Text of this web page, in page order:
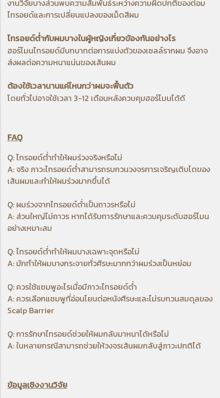
งานวิจัยบางส่วนพบความสัมพันธ์ระหว่างความผิดปกติของต่อม
ไทรอยด์และการเปลี่ยนแปลงของเม็ดสีผม
ไทรอยด์ต่ำกับผมบางในผู้หญิงเกี่ยวข้องกันอย่างไร
ฮอร์โมนไทรอยด์มีบทบาทต่อการแบ่งตัวของเซลล์รากผม จึงอาจ
ส่งผลต่อความหนาแน่นของเส้นผม
ต้องใช้เวลานานแค่ไหนกว่าผมจะฟื้นตัว
โดยทั่วไปอาจใช้เวลา 3-12 เดือนหลังควบคุมฮอร์โมนได้ดี
FAQ
Q: ไทรอยด์ต่ำทำให้ผมร่วงจริงหรือไม่
A: จริง ภาวะไทรอยด์ต่ำสามารถรบกวนวงจรการเจริญเติบโตของ
เส้นผมและทำให้ผมร่วงมากขึ้นได้
Q: ผมร่วงจากไทรอยด์ต่ำเป็นถาวรหรือไม่
A: ส่วนใหญ่ไม่ถาวร หากได้รับการรักษาและควบคุมระดับฮอร์โมน
อย่างเหมาะสม
Q: ไทรอยด์ต่ำทำให้ผมบางเฉพาะจุดหรือไม่
A: มักทำให้ผมบางกระจายทั่วศีรษะมากกว่าผมร่วงเป็นหย่อม
Q: ควรใช้แชมพูอะไรเมื่อมีภาวะไทรอยด์ต่ำ
A: ควรเลือกแชมพูที่อ่อนโยนต่อหนังศีรษะและไม่รบกวนสมดุลของ
Scalp Barrier
Q: การรักษาไทรอยด์ช่วยให้ผมกลับมาหนาได้หรือไม่
A: ในหลายกรณีสามารถช่วยให้วงจรเส้นผมกลับสู่ภาวะปกติได้
ข้อมูลเชิงงานวิจัย